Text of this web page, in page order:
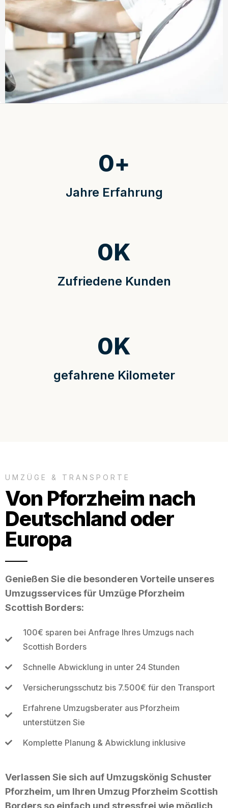
Jahre Erfahrung
0+
Zufriedene Kunden
0K
gefahrene Kilometer
0K
UMZÜGE & TRANSPORTE
Von Pforzheim nach
Deutschland oder
Europa
Genießen Sie die besonderen Vorteile unseres
Umzugsservices für Umzüge Pforzheim
Scottish Borders:
100€ sparen bei Anfrage Ihres Umzugs nach
Scottish Borders
Schnelle Abwicklung in unter 24 Stunden
Versicherungsschutz bis 7.500€ für den Transport
Erfahrene Umzugsberater aus Pforzheim
unterstützen Sie
Komplette Planung & Abwicklung inklusive
Verlassen Sie sich auf Umzugskönig Schuster
Pforzheim, um Ihren Umzug Pforzheim Scottish
Borders so einfach und stressfrei wie möglich